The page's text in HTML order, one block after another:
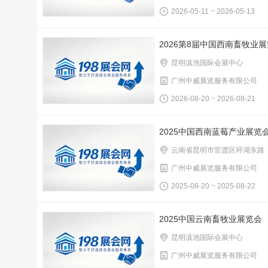
2026-05-11 ~ 2026-05-13
2026第8届中国西南畜牧业
昆明滇池国际会展中心
广州中威展览服务有限公司
2026-08-20 ~ 2026-08-21
2025中国西南蓝莓产业展览
云南省昆明市官渡区环湖东路
广州中威展览服务有限公司
2025-08-20 ~ 2025-08-22
2025中国云南畜牧业展览会
昆明滇池国际会展中心
广州中威展览服务有限公司